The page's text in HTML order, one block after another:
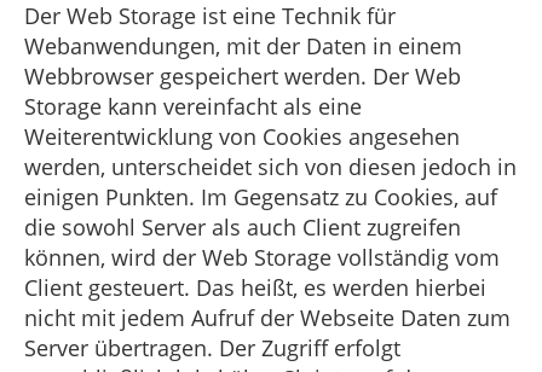
Der Web Storage ist eine Technik für
Webanwendungen, mit der Daten in einem
Webbrowser gespeichert werden. Der Web
Storage kann vereinfacht als eine
Weiterentwicklung von Cookies angesehen
werden, unterscheidet sich von diesen jedoch in
einigen Punkten. Im Gegensatz zu Cookies, auf
die sowohl Server als auch Client zugreifen
können, wird der Web Storage vollständig vom
Client gesteuert. Das heißt, es werden hierbei
nicht mit jedem Aufruf der Webseite Daten zum
Server übertragen. Der Zugriff erfolgt